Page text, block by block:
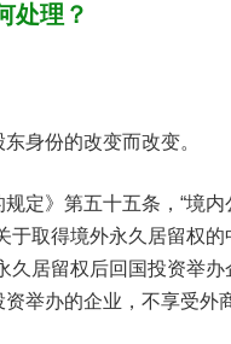
处理？
身份的改变而改变。
定》第五十五条，“境
于取得境外永久居留权
久居留权后回国投资举
举办的企业，不享受外